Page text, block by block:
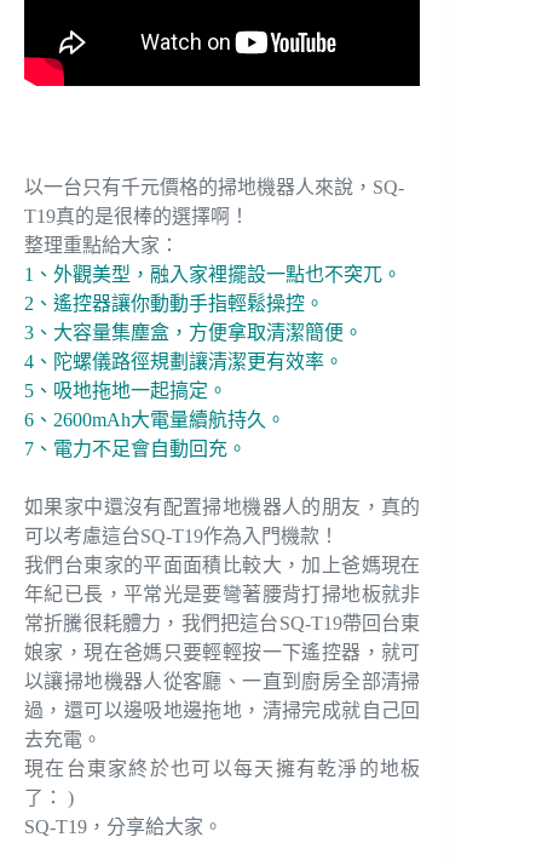
以一台只有千元價格的掃地機器人來說，SQ-
T19真的是很棒的選擇啊！
整理重點給大家：
1、外觀美型，融入家裡擺設一點也不突兀。
2、遙控器讓你動動手指輕鬆操控。
3、大容量集塵盒，方便拿取清潔簡便。
4、陀螺儀路徑規劃讓清潔更有效率。
5、吸地拖地一起搞定。
6、2600mAh大電量續航持久。
7、電力不足會自動回充。
如果家中還沒有配置掃地機器人的朋友，真的
可以考慮這台SQ-T19作為入門機款！
我們台東家的平面面積比較大，加上爸媽現在
年紀已長，平常光是要彎著腰背打掃地板就非
常折騰很耗體力，我們把這台SQ-T19帶回台東
娘家，現在爸媽只要輕輕按一下遙控器，就可
以讓掃地機器人從客廳、一直到廚房全部清掃
過，還可以邊吸地邊拖地，清掃完成就自己回
去充電。
現在台東家終於也可以每天擁有乾淨的地板
了： )
SQ-T19，分享給大家。